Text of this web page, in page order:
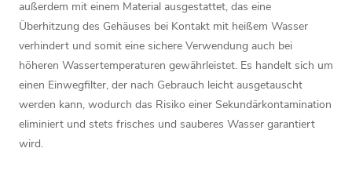
außerdem mit einem Material ausgestattet, das eine
Überhitzung des Gehäuses bei Kontakt mit heißem Wasser
verhindert und somit eine sichere Verwendung auch bei
höheren Wassertemperaturen gewährleistet. Es handelt sich um
einen Einwegfilter, der nach Gebrauch leicht ausgetauscht
werden kann, wodurch das Risiko einer Sekundärkontamination
eliminiert und stets frisches und sauberes Wasser garantiert
wird.